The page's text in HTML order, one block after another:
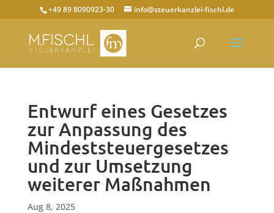
+49 89 8090923-30 info@steuerkanzlei-fischl.de
Entwurf eines Gesetzes
zur Anpassung des
Mindeststeuergesetzes
und zur Umsetzung
weiterer Maßnahmen
Aug 8, 2025